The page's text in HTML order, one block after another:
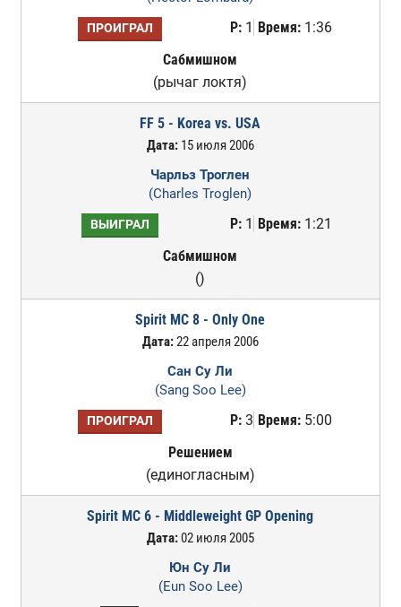
ПРОИГРАЛ Р:1 Время:1:36
Сабмишном
(рычаг локтя)
FF 5 - Korea vs. USA
Дата:15 июля 2006
Чарльз Троглен
(Charles Troglen)
ВЫИГРАЛ Р:1 Время:1:21
Сабмишном
()
Spirit MC 8 - Only One
Дата:22 апреля 2006
Сан Су Ли
(Sang Soo Lee)
ПРОИГРАЛ Р:3 Время:5:00
Решением
(единогласным)
Spirit MC 6 - Middleweight GP Opening
Дата:02 июля 2005
Юн Су Ли
(Eun Soo Lee)